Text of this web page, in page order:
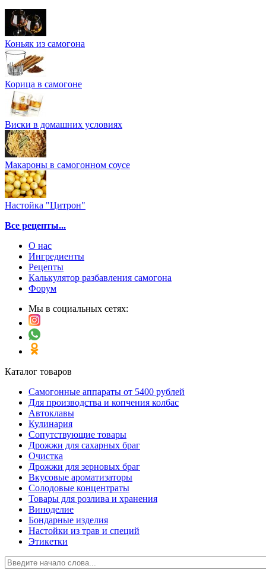
Коньяк из самогона
Корица в самогоне
Виски в домашних условиях
Макароны в самогонном соусе
Настойка "Цитрон"
Все рецепты...
О нас
Ингредиенты
Рецепты
Калькулятор разбавления самогона
Форум
Мы в социальных сетях:
Каталог товаров
Самогонные аппараты от 5400 рублей
Для производства и копчения колбас
Автоклавы
Кулинария
Сопутствующие товары
Дрожжи для сахарных браг
Очистка
Дрожжи для зерновых браг
Вкусовые ароматизаторы
Солодовые концентраты
Товары для розлива и хранения
Виноделие
Бондарные изделия
Настойки из трав и специй
Этикетки